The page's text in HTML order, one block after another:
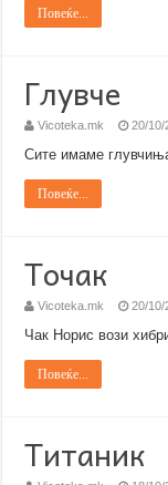
Повеќе...
Глувче
Vicoteka.mk 20/10/
Сите имаме
Повеќе...
Точак
Vicoteka.mk 20/10/
Чак Норис вози
Повеќе...
Титаник